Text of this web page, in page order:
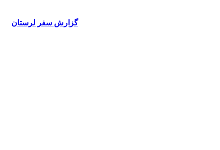
گزارش سفر لرستان